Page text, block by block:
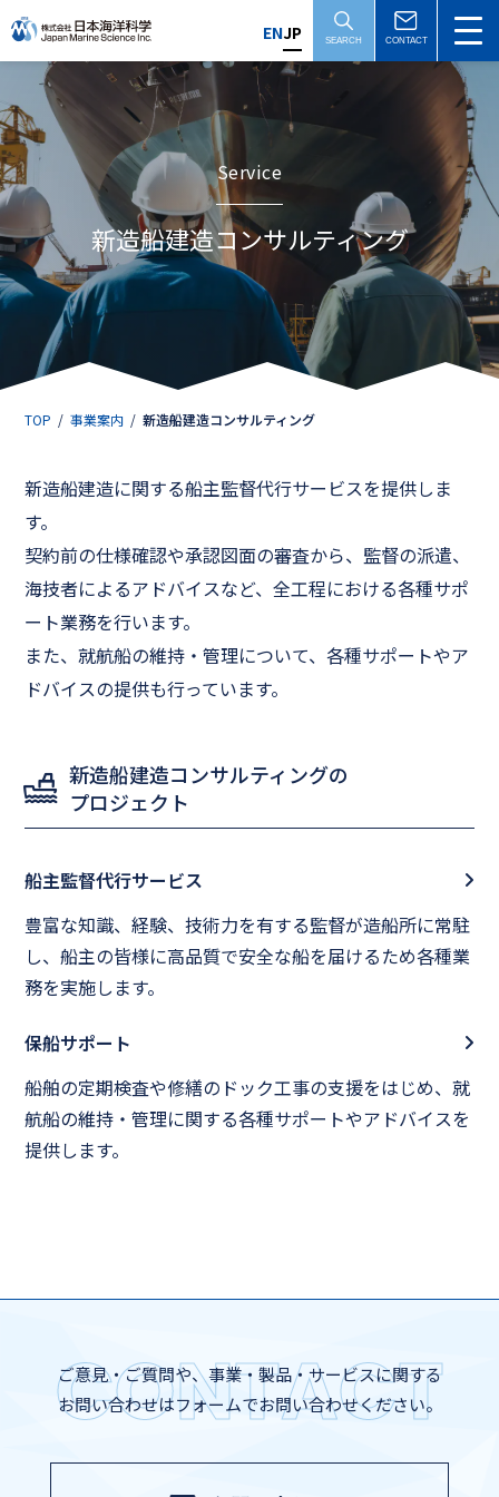
コ
ン
ン
ツ
へ
ス
キ
ッ
プ
ナ
ビ
ー
シ
ョ
ン
に
移
動
ENJP SEARCH CONTACT
Service
新造船建造コンサルティング
TOP 事業案内 新造船建造コンサルティング
新造船建造に関する船主監督代行サービスを提供しま
す。
契約前の仕様確認や承認図面の審査から、監督の派遣、
海技者によるアドバイスなど、全工程における各種サポ
ート業務を行います。
また、就航船の維持・管理について、各種サポートやア
ドバイスの提供も行っています。
新造船建造コンサルティングの
プロジェクト
カ
ム
リ
ン
ク
船主監督代行サービス
豊富な知識、経験、技術力を有する監督が造船所に常駐
し、船主の皆様に高品質で安全な船を届けるため各種業
務を実施します。
カ
ム
リ
ン
保船サポート
船舶の定期検査や修繕のドック工事の支援をはじめ、就
航船の維持・管理に関する各種サポートやアドバイスを
提供します。
CONTACT
ご意見・ご質問や、事業・製品・サービスに関する
お問い合わせはフォームでお問い合わせください。